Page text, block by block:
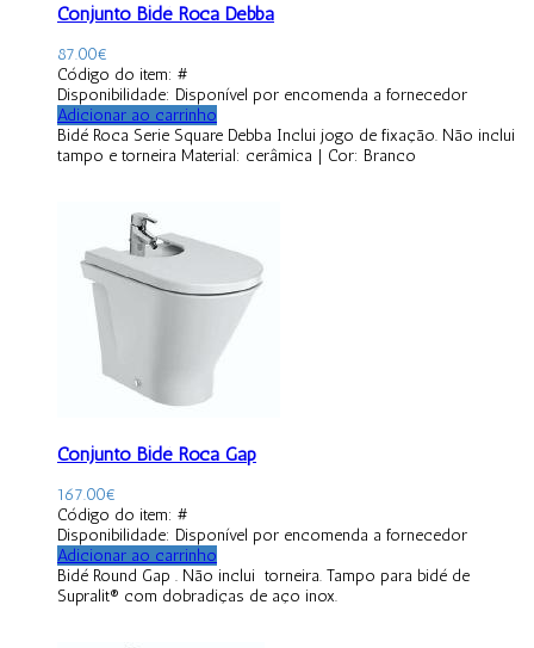
Conjunto Bidé Roca Debba
87.00€
Código do item: #
Disponibilidade: Disponível por encomenda a fornecedor
Adicionar ao carrinho
Bidé Roca Serie Square Debba Inclui jogo de fixação. Não inclui
tampo e torneira Material: cerâmica | Cor: Branco
Conjunto Bidé Roca Gap
167.00€
Código do item: #
Disponibilidade: Disponível por encomenda a fornecedor
Adicionar ao carrinho
Bidé Round Gap . Não inclui torneira. Tampo para bidé de
Supralit® com dobradiças de aço inox.